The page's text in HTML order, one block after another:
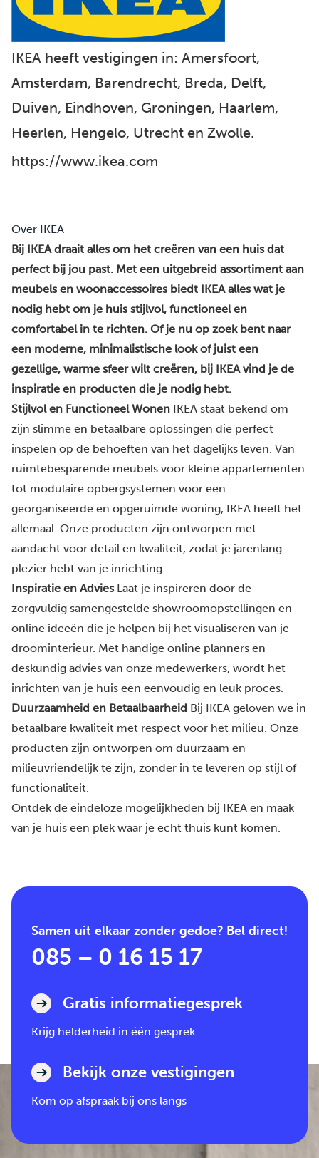
IKEA heeft vestigingen in: Amersfoort,
Amsterdam, Barendrecht, Breda, Delft,
Duiven, Eindhoven, Groningen, Haarlem,
Heerlen, Hengelo, Utrecht en Zwolle.
https://www.ikea.com
Over IKEA
Bij IKEA draait alles om het creëren van een huis dat
perfect bij jou past. Met een uitgebreid assortiment aan
meubels en woonaccessoires biedt IKEA alles wat je
nodig hebt om je huis stijlvol, functioneel en
comfortabel in te richten. Of je nu op zoek bent naar
een moderne, minimalistische look of juist een
gezellige, warme sfeer wilt creëren, bij IKEA vind je de
inspiratie en producten die je nodig hebt.
Stijlvol en Functioneel Wonen IKEA staat bekend om
zijn slimme en betaalbare oplossingen die perfect
inspelen op de behoeften van het dagelijks leven. Van
ruimtebesparende meubels voor kleine appartementen
tot modulaire opbergsystemen voor een
georganiseerde en opgeruimde woning, IKEA heeft het
allemaal. Onze producten zijn ontworpen met
aandacht voor detail en kwaliteit, zodat je jarenlang
plezier hebt van je inrichting.
Inspiratie en AdviesLaat je inspireren door de
zorgvuldig samengestelde showroomopstellingen en
online ideeën die je helpen bij het visualiseren van je
droominterieur. Met handige online planners en
deskundig advies van onze medewerkers, wordt het
inrichten van je huis een eenvoudig en leuk proces.
Duurzaamheid en Betaalbaarheid Bij IKEA geloven we in
betaalbare kwaliteit met respect voor het milieu. Onze
producten zijn ontworpen om duurzaam en
milieuvriendelijk te zijn, zonder in te leveren op stijl of
functionaliteit.
Ontdek de eindeloze mogelijkheden bij IKEA en maak
van je huis een plek waar je echt thuis kunt komen.
Samen uit elkaar zonder gedoe? Bel direct!
085 – 0 16 15 17
Gratis informatiegesprek
Krijg helderheid in één gesprek
Bekijk onze vestigingen
Kom op afspraak bij ons langs